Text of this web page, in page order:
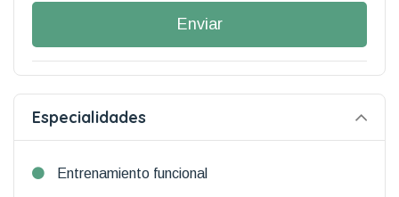
Enviar
Especialidades
Entrenamiento funcional